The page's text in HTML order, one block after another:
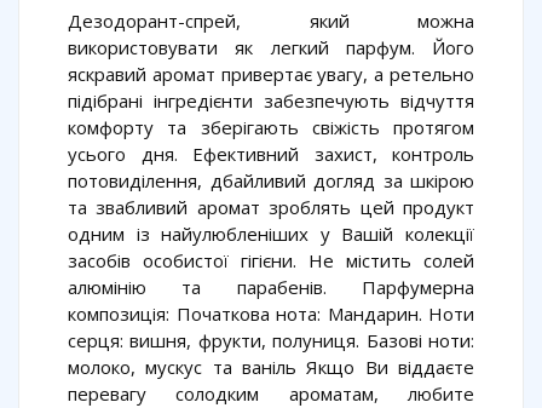
Дезодорант-спрей, який можна
використовувати як легкий парфум. Його
яскравий аромат привертає увагу, а ретельно
підібрані інгредієнти забезпечують відчуття
комфорту та зберігають свіжість протягом
усього дня. Ефективний захист, контроль
потовиділення, дбайливий догляд за шкірою
та звабливий аромат зроблять цей продукт
одним із найулюбленіших у Вашій колекції
засобів особистої гігієни. Не містить солей
алюмінію та парабенів. Парфумерна
композиція: Початкова нота: Мандарин. Ноти
серця: вишня, фрукти, полуниця. Базові ноти:
молоко, мускус та ваніль Якщо Ви віддаєте
перевагу солодким ароматам, любите